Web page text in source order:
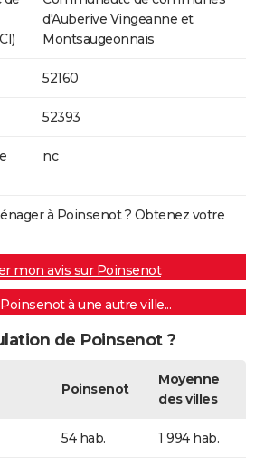
d'Auberive Vingeanne et
Montsaugeonnais
52160
52393
nc
à Poinsenot ? Obtenez votre
mon avis sur Poinsenot
à une autre ville...
de Poinsenot ?
Poinsenot
Moyenne
des villes
54 hab. 1 994 hab.